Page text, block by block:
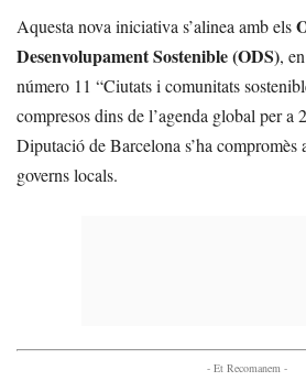
Aquesta nova iniciativa s’alinea amb els
Desenvolupament Sostenible (ODS),
número 11 “Ciutats i comunitats
compresos dins de l’agenda global per a
Diputació de Barcelona s’ha compromès
governs locals.
- Et Recomanem -